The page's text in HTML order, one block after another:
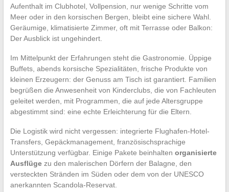
Aufenthalt im Clubhotel, Vollpension, nur wenige Schritte vom
Meer oder in den korsischen Bergen, bleibt eine sichere Wahl.
Geräumige, klimatisierte Zimmer, oft mit Terrasse oder Balkon:
Der Ausblick ist ungehindert.
Im Mittelpunkt der Erfahrungen steht die Gastronomie. Üppige
Buffets, abends korsische Spezialitäten, frische Produkte von
kleinen Erzeugern: der Genuss am Tisch ist garantiert. Familien
begrüßen die Anwesenheit von Kinderclubs, die von Fachleuten
geleitet werden, mit Programmen, die auf jede Altersgruppe
abgestimmt sind: eine echte Erleichterung für die Eltern.
Die Logistik wird nicht vergessen: integrierte Flughafen-Hotel-
Transfers, Gepäckmanagement, französischsprachige
Unterstützung verfügbar. Einige Pakete beinhalten organisierte
Ausflügezu den malerischen Dörfern der Balagne, den
versteckten Stränden im Süden oder dem von der UNESCO
anerkannten Scandola-Reservat.